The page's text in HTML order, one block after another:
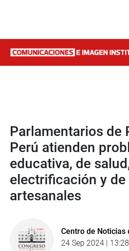
Parlamentarios de
Perú atienden
educativa, de
electrificación y
artesanales
Centro de Noticias
24 Sep 2024 |